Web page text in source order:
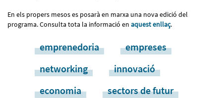
En els propers mesos es posarà en marxa una nova edició del
programa. Consulta tota la informació en aquest enllaç.
emprenedoria
empreses
networking
innovació
economia
sectors de futur